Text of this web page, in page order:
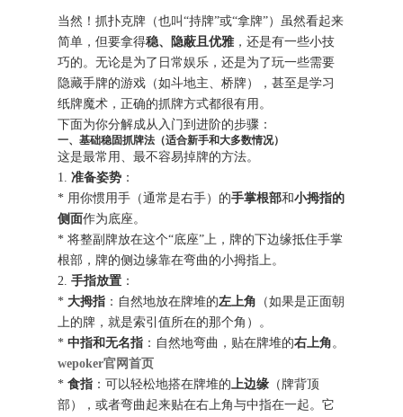
当然！抓扑克牌（也叫“持牌”或“拿牌”）虽然看起来
简单，但要拿得稳、隐蔽且优雅，还是有一些小技
巧的。无论是为了日常娱乐，还是为了玩一些需要
隐藏手牌的游戏（如斗地主、桥牌），甚至是学习
纸牌魔术，正确的抓牌方式都很有用。
下面为你分解成从入门到进阶的步骤：
一、基础稳固抓牌法（适合新手和大多数情况）
这是最常用、最不容易掉牌的方法。
1.准备姿势 ：
* 用你惯用手（通常是右手）的手掌根部和小拇指的
侧面作为底座。
* 将整副牌放在这个“底座”上，牌的下边缘抵住手掌
根部，牌的侧边缘靠在弯曲的小拇指上。
2.手指放置 ：
* 大拇指 ：自然地放在牌堆的左上角 （如果是正面朝
上的牌，就是索引值所在的那个角）。
*中指和无名指 ：自然地弯曲，贴在牌堆的右上角 。
wepoker官网首页
*食指 ：可以轻松地搭在牌堆的 上边缘 （牌背顶
部），或者弯曲起来贴在右上角与中指在一起。它